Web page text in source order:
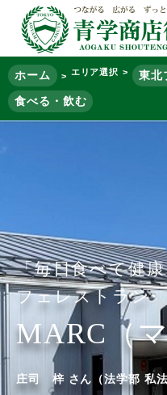
ホーム エリア選択 東北
食べる・飲む
「毎日食べて健
フェレストラン
MARC（
庄司 梓 さん（法学部 私法